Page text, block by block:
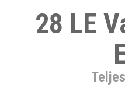
28 LE